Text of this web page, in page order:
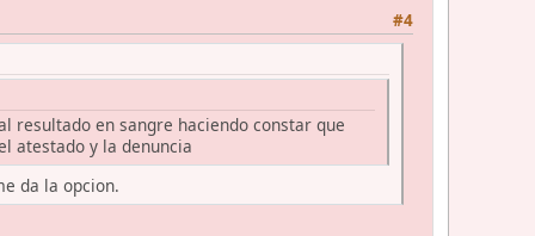
#4
resultado en sangre haciendo constar que
atestado y la denuncia
da la opcion.